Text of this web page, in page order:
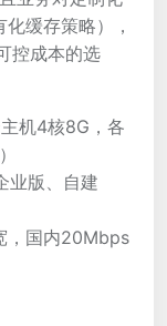
缓存策略），
控成本的选
机4核8G，各
业版、自建
，国内20Mbps